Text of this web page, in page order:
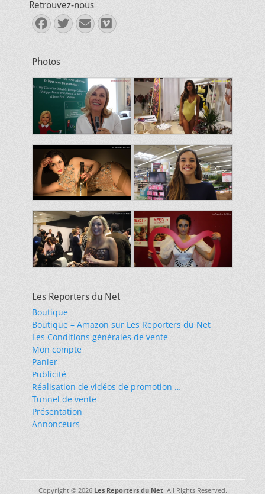
Retrouvez-nous
Facebook
Twitter
E-
mail
Vimeo
Photos
Les Reporters du Net
Boutique
Boutique – Amazon sur Les Reporters du Net
Les Conditions générales de vente
Mon compte
Panier
Publicité
Réalisation de vidéos de promotion …
Tunnel de vente
Présentation
Annonceurs
Copyright © 2026 Les Reporters du Net. All Rights Reserved.